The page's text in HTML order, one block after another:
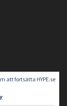
att fortsätta HYPE.se